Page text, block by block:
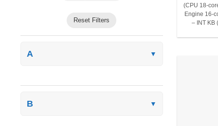
Reset Filters
A ▼
B ▼
(CPU 18-
Engine 16-
– INT KB